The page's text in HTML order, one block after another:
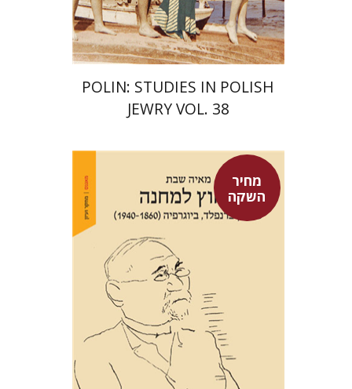
$75
$68
POLIN: STUDIES IN POLISH
JEWRY VOL. 38
מחיר
השקה
מאיה שבת